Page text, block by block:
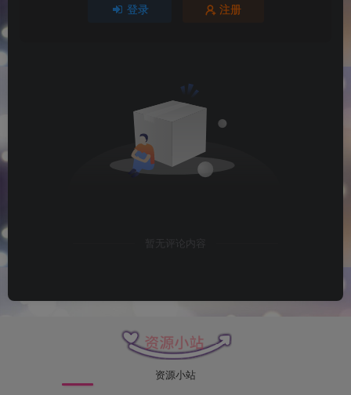
登录 注册
暂无评论内容
资源小站